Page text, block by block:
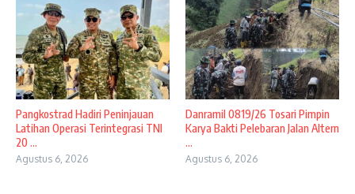
Pangkostrad Hadiri Peninjauan
Latihan Operasi Terintegrasi TNI
20 ...
Agustus 6, 2026
Danramil 0819/26 Tosari Pimpin
Karya Bakti Pelebaran Jalan Altern
...
Agustus 6, 2026